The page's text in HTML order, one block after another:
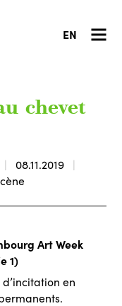
EN
chevet
08.11.2019
Art Week
1)
en